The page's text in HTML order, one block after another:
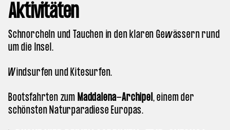
Aktivitäten
Schnorcheln und Tauchen in den klaren Gewässern rund
um die Insel.
Windsurfen und Kitesurfen.
Bootsfahrten zum Maddalena-Archipel, einem der
schönsten Naturparadiese Europas.